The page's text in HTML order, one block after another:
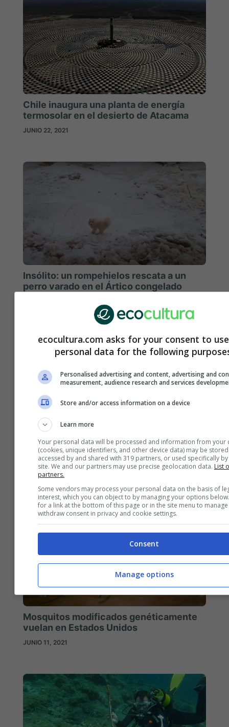
Chile inaugura una planta de energía
termosolar en el desierto de Atacama
JUNIO 22, 2021
Insólito: un rompehielos rescata a un
perro varado en el Ártico congelado
Maravillosas fotos y videos del primer
eclipse de sol del 2021
JUNIO 13, 2021
Mosquitos modificados genéticamente
vuelan en Estados Unidos
JUNIO 11, 2021
ecocultura.com asks for your consent to
personal data for the following
Personalised advertising and content, advertising and
measurement, audience research and services
Store and/or access information on a device
Learn more
Your personal data will be processed and information from your
(cookies, unique identifiers, and other device data) may be
accessed by and shared with 319 partners, or used specifically
site. We and our partners may use precise geolocation data. List
partners.
Some vendors may process your personal data on the basis of
interest, which you can object to by managing your options
for a link at the bottom of this page or in the site menu to
withdraw consent in privacy and cookie settings.
Consent
Manage options